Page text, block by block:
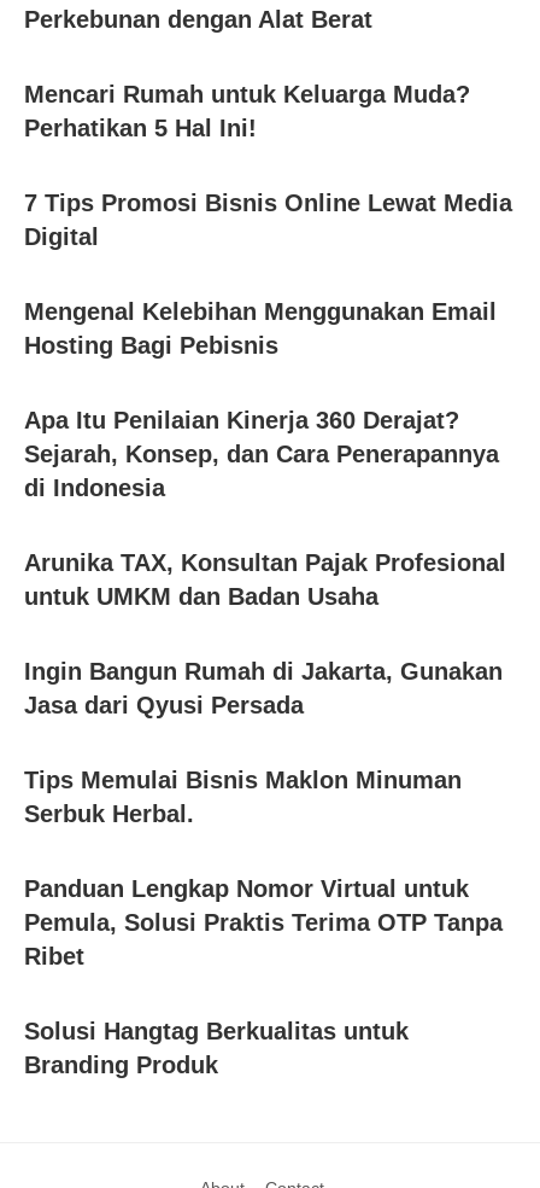
Perkebunan dengan Alat Berat
Mencari Rumah untuk Keluarga Muda?
Perhatikan 5 Hal Ini!
7 Tips Promosi Bisnis Online Lewat Media
Digital
Mengenal Kelebihan Menggunakan Email
Hosting Bagi Pebisnis
Apa Itu Penilaian Kinerja 360 Derajat?
Sejarah, Konsep, dan Cara Penerapannya
di Indonesia
Arunika TAX, Konsultan Pajak Profesional
untuk UMKM dan Badan Usaha
Ingin Bangun Rumah di Jakarta, Gunakan
Jasa dari Qyusi Persada
Tips Memulai Bisnis Maklon Minuman
Serbuk Herbal.
Panduan Lengkap Nomor Virtual untuk
Pemula, Solusi Praktis Terima OTP Tanpa
Ribet
Solusi Hangtag Berkualitas untuk
Branding Produk